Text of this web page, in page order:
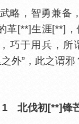
，智勇兼备，
革[**]生涯[**]，
巧于用兵，所
外”，此之谓邪
1 北伐初[**]锋